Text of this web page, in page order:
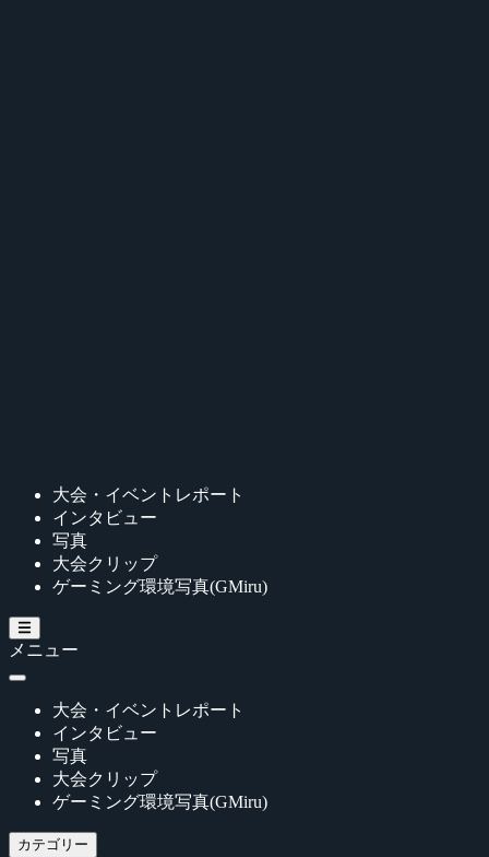
大会・イベントレポート
インタビュー
写真
大会クリップ
ゲーミング環境写真(GMiru)
メニュー
大会・イベントレポート
インタビュー
写真
大会クリップ
ゲーミング環境写真(GMiru)
カテゴリー